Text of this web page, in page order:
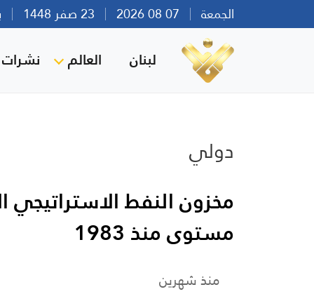
الجمعة
لبنان العالم نشرات
دولي
مخزون النفط الاستراتيجي
مستوى منذ 1983
منذ شهرين